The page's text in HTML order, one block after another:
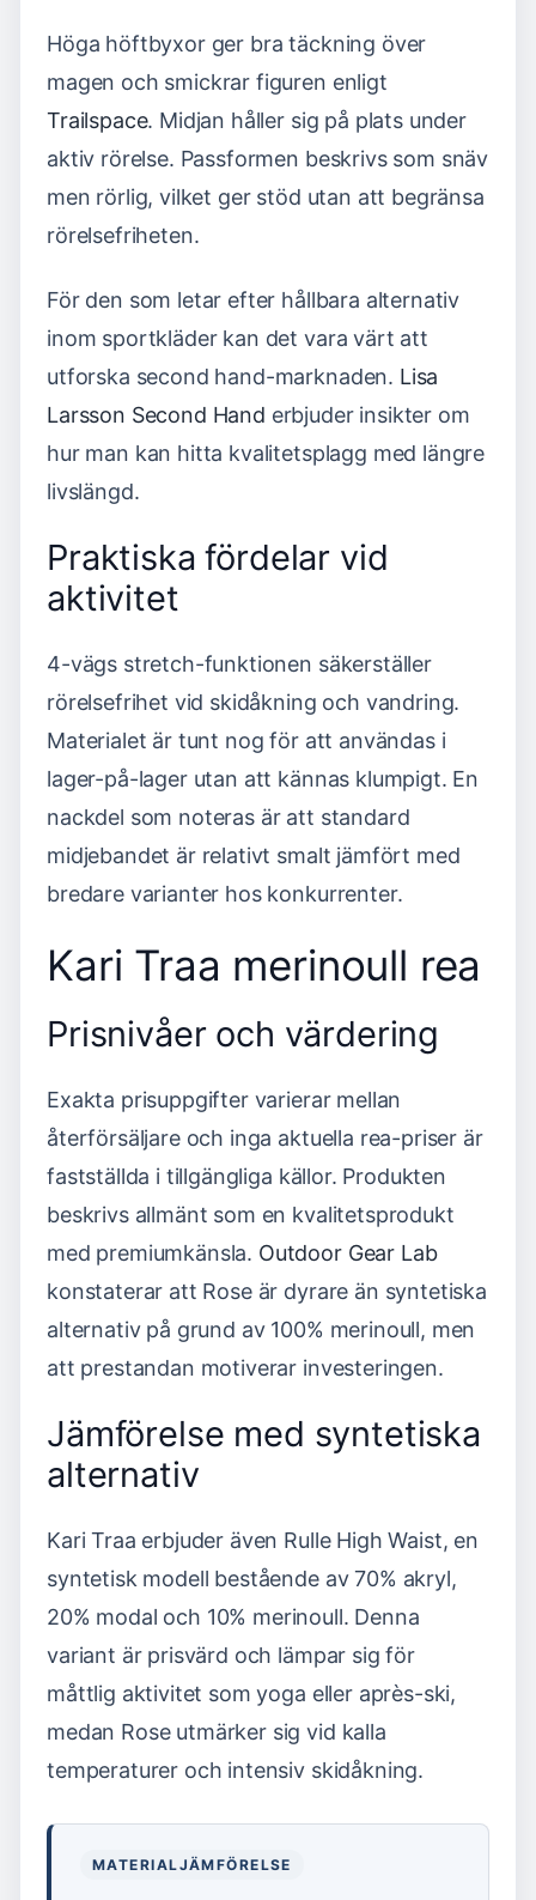
Höga höftbyxor ger bra täckning över
magen och smickrar figuren enligt
Trailspace. Midjan håller sig på plats under
aktiv rörelse. Passformen beskrivs som snäv
men rörlig, vilket ger stöd utan att begränsa
rörelsefriheten.
För den som letar efter hållbara alternativ
inom sportkläder kan det vara värt att
utforska second hand-marknaden. Lisa
Larsson Second Hand erbjuder insikter om
hur man kan hitta kvalitetsplagg med längre
livslängd.
Praktiska fördelar vid
aktivitet
4-vägs stretch-funktionen säkerställer
rörelsefrihet vid skidåkning och vandring.
Materialet är tunt nog för att användas i
lager-på-lager utan att kännas klumpigt. En
nackdel som noteras är att standard
midjebandet är relativt smalt jämfört med
bredare varianter hos konkurrenter.
Kari Traa merinoull rea
Prisnivåer och värdering
Exakta prisuppgifter varierar mellan
återförsäljare och inga aktuella rea-priser är
fastställda i tillgängliga källor. Produkten
beskrivs allmänt som en kvalitetsprodukt
med premiumkänsla. Outdoor Gear Lab
konstaterar att Rose är dyrare än syntetiska
alternativ på grund av 100% merinoull, men
att prestandan motiverar investeringen.
Jämförelse med syntetiska
alternativ
Kari Traa erbjuder även Rulle High Waist, en
syntetisk modell bestående av 70% akryl,
20% modal och 10% merinoull. Denna
variant är prisvärd och lämpar sig för
måttlig aktivitet som yoga eller après-ski,
medan Rose utmärker sig vid kalla
temperaturer och intensiv skidåkning.
MATERIALJÄMFÖRELSE